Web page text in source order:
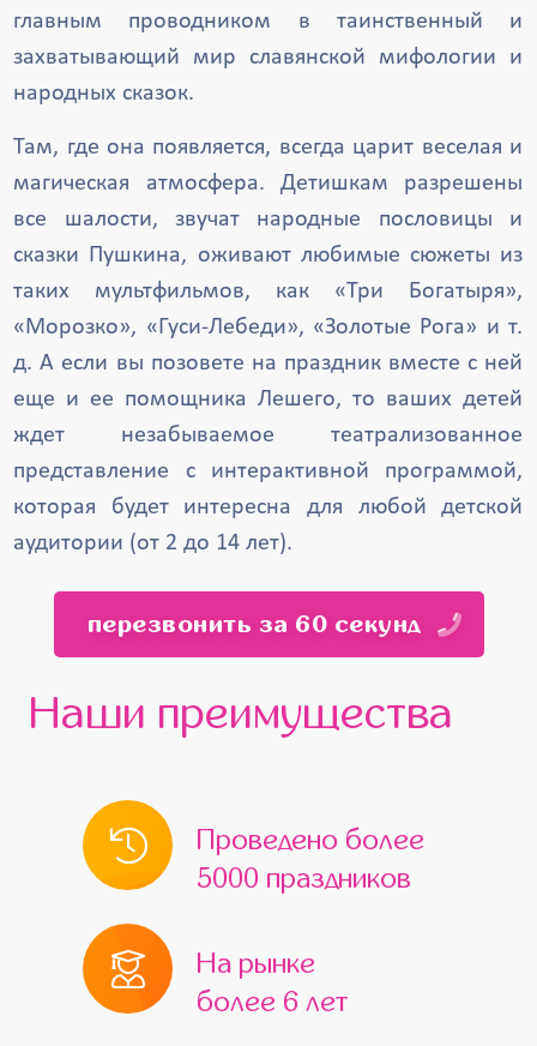
главным проводником в таинственный и
захватывающий мир славянской мифологии и
народных сказок.
Там, где она появляется, всегда царит веселая и
магическая атмосфера. Детишкам разрешены
все шалости, звучат народные пословицы и
сказки Пушкина, оживают любимые сюжеты из
таких мультфильмов, как «Три Богатыря»,
«Морозко», «Гуси-Лебеди», «Золотые Рога» и т.
д. А если вы позовете на праздник вместе с ней
еще и ее помощника Лешего, то ваших детей
ждет незабываемое театрализованное
представление с интерактивной программой,
которая будет интересна для любой детской
аудитории (от 2 до 14 лет).
перезвонить за 60 секунд
Наши преимущества
Проведено более
5000 праздников
На рынке
более 6 лет